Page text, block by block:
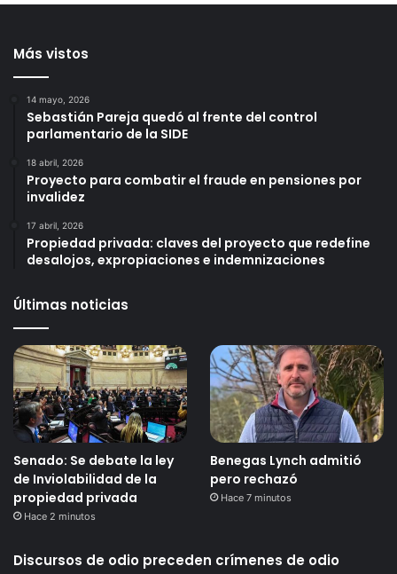
Más vistos
14 mayo, 2026
Sebastián Pareja quedó al frente del control
parlamentario de la SIDE
18 abril, 2026
Proyecto para combatir el fraude en pensiones por
invalidez
17 abril, 2026
Propiedad privada: claves del proyecto que redefine
desalojos, expropiaciones e indemnizaciones
Últimas noticias
Senado: Se debate la ley
de Inviolabilidad de la
propiedad privada
Hace 2 minutos
Benegas Lynch admitió
pero rechazó
Hace 7 minutos
Discursos de odio preceden crímenes de odio